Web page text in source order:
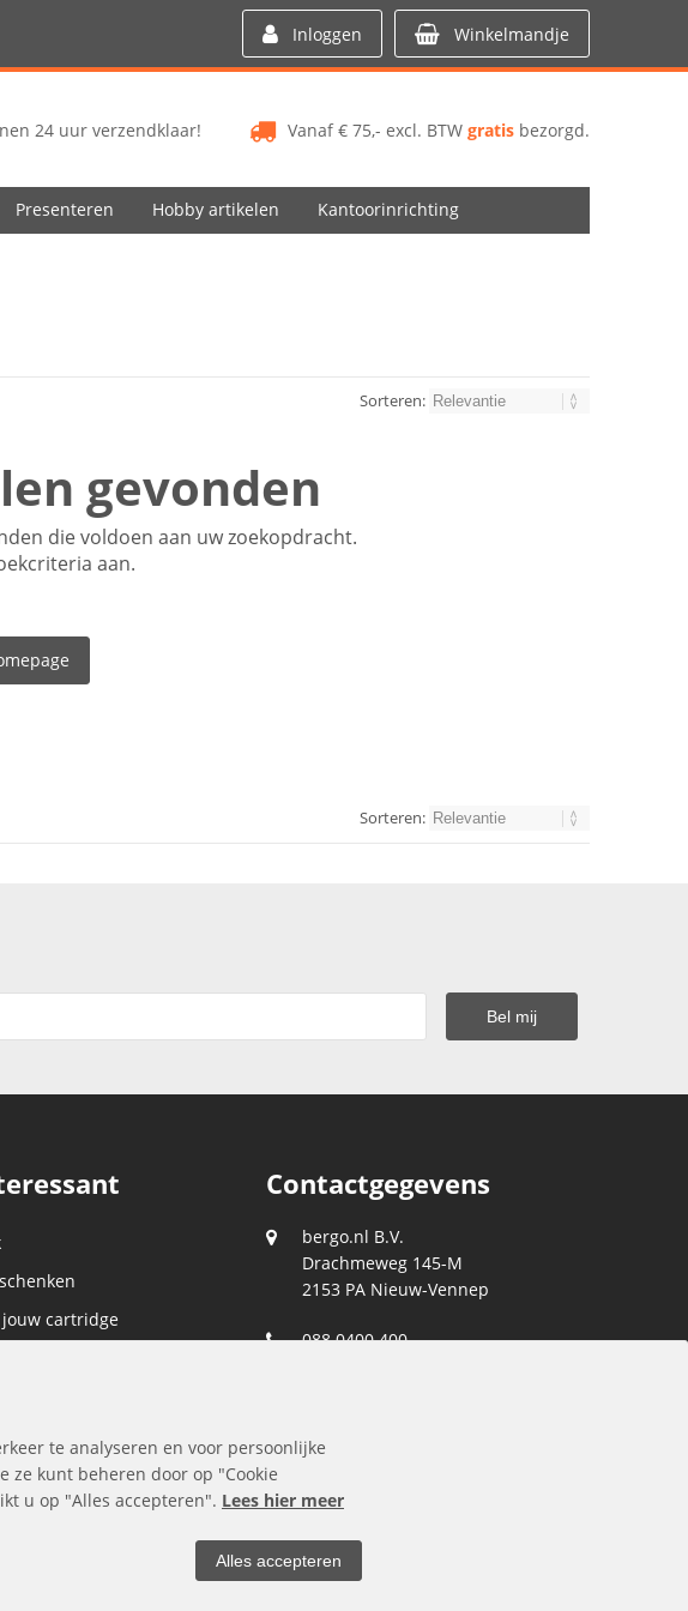
Inloggen Winkelmandje
Vanaf € 75,- excl. BTW gratis bezorgd.
24 uur verzendklaar!
Presenteren Hobby artikelen Kantoorinrichting
Sorteren:
gevonden
die voldoen aan uw zoekopdracht.
aan.
Sorteren:
cartridge
Contactgegevens
bergo.nl B.V.
Drachmeweg 145-M
2153 PA Nieuw-Vennep
088 0400 400
te analyseren en voor persoonlijke
ze kunt beheren door op "Cookie
u op "Alles accepteren". Lees hier meer
Alles accepteren